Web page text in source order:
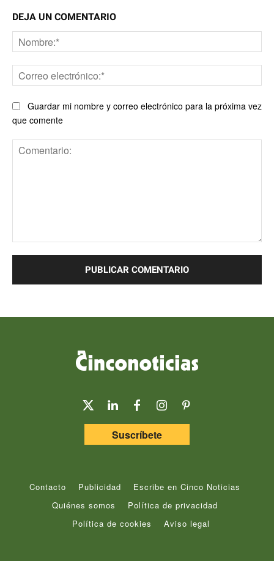
DEJA UN COMENTARIO
Guardar mi nombre y correo electrónico para la próxima vez
que comente
Suscríbete
Contacto Publicidad
Escribe en Cinco Noticias
Quiénes somos
Política de privacidad
Política de cookies
Aviso legal